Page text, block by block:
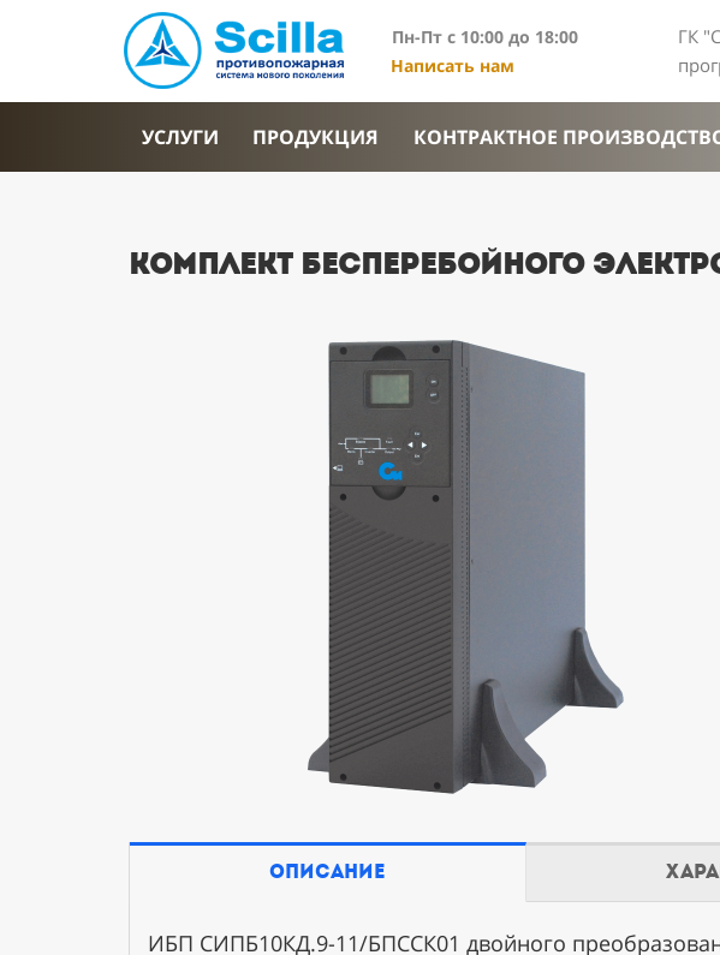
Пн-Пт с 10:00 до 18:00
Написать нам
ГК
УСЛУГИ ПРОДУКЦИЯ КОНТРАКТНОЕ
комплект бесперебойного
описание
ИБП СИПБ10КД.9-11/БПСCК01 двойного
Доставка